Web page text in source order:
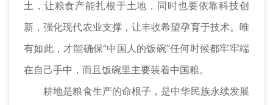
土，让粮食产能扎根于土地，同时也要依靠科技创
新，强化现代农业支撑，让丰收希望孕育于技术。唯
有如此，才能确保“中国人的饭碗”任何时候都牢牢端
在自己手中，而且饭碗里主要装着中国粮。
耕地是粮食生产的命根子，是中华民族永续发展